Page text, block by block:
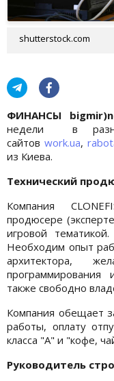
shutterstock.com
ФИНАНСЫ
недели в
сайтов work.ua,
из Киева.
Технический
Компания
продюсере
игровой
Необходим опыт
архитектора,
программирования
также свободно
Компания обещает
работы, оплату
класса "А" и "кофе,
Руководитель